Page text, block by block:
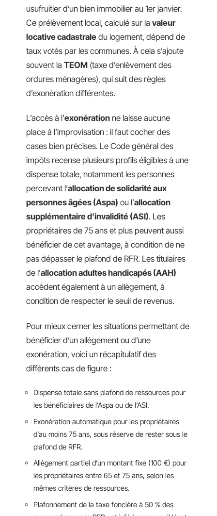
usufruitier d’un bien immobilier au 1er janvier.
Ce prélèvement local, calculé sur la valeur
locative cadastrale du logement, dépend de
taux votés par les communes. À cela s’ajoute
souvent la TEOM (taxe d’enlèvement des
ordures ménagères), qui suit des règles
d’exonération différentes.
L’accès à l’exonération ne laisse aucune
place à l’improvisation : il faut cocher des
cases bien précises. Le Code général des
impôts recense plusieurs profils éligibles à une
dispense totale, notamment les personnes
percevant l’allocation de solidarité aux
personnes âgées (Aspa) ou l’allocation
supplémentaire d’invalidité (ASI). Les
propriétaires de 75 ans et plus peuvent aussi
bénéficier de cet avantage, à condition de ne
pas dépasser le plafond de RFR. Les titulaires
de l’allocation adultes handicapés (AAH)
accèdent également à un allègement, à
condition de respecter le seuil de revenus.
Pour mieux cerner les situations permettant de
bénéficier d’un allégement ou d’une
exonération, voici un récapitulatif des
différents cas de figure :
Dispense totale sans plafond de ressources pour
les bénéficiaires de l’Aspa ou de l’ASI.
Exonération automatique pour les propriétaires
d’au moins 75 ans, sous réserve de rester sous le
plafond de RFR.
Allègement partiel d’un montant fixe (100 €) pour
les propriétaires entre 65 et 75 ans, selon les
mêmes critères de ressources.
Plafonnement de la taxe foncière à 50 % des